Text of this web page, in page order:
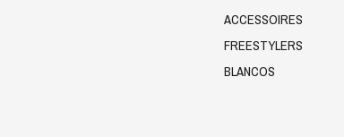
ACCESSOIRES
FREESTYLERS
BLANCOS